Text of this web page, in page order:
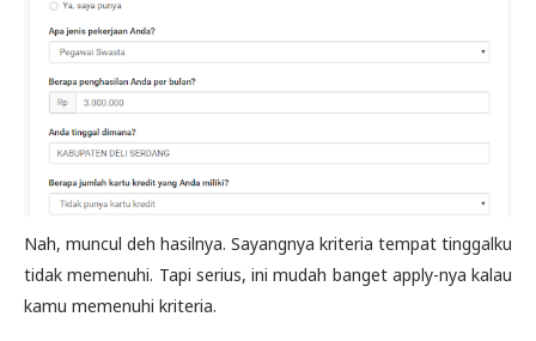
Nah, muncul deh hasilnya. Sayangnya kriteria tempat tinggalku
tidak memenuhi. Tapi serius, ini mudah banget apply-nya kalau
kamu memenuhi kriteria.